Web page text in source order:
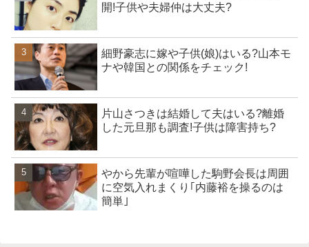
開!子供や夫婦仲は大丈夫?
細野豪志に嫁や子供(娘)はいる?山本モ
ナや韓国との関係をチェック!
片山さつきは結婚して夫はいる?離婚
した元旦那も調査!子供は障害持ち?
やから先輩が喧嘩した駒野会長は周囲
に空気入れまくり｢内藤裕を操るのは
簡単｣